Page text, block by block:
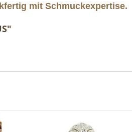
mit Schmuckexpertise.